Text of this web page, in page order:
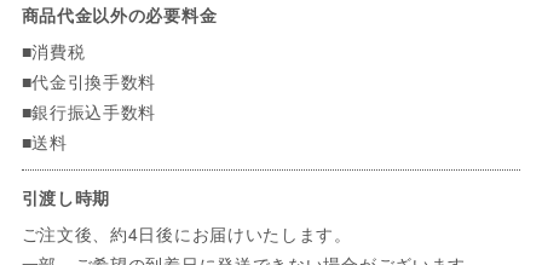
商品代金以外の必要料金
■消費税
■代金引換手数料
■銀行振込手数料
■送料
引渡し時期
ご注文後、約4日後にお届けいたします。